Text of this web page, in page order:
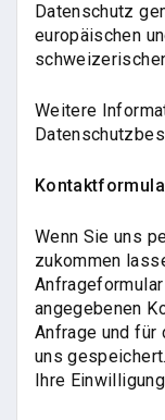
Datenschutz
europäischen
Weitere
Wenn Sie uns
zukommen
angegebenen
Anfrage und für
uns
Ihre